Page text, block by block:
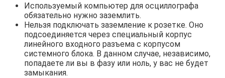
Используемый компьютер для осциллографа
обязательно нужно заземлить.
Нельзя подключать заземление к розетке. Оно
подсоединяется через специальный корпус
линейного входного разъема с корпусом
системного блока. В данном случае, независимо,
попадаете ли вы в фазу или ноль, у вас не будет
замыкания.